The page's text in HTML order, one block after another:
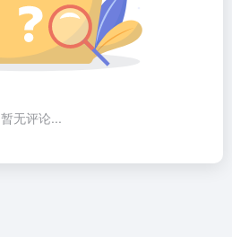
暂无评论...